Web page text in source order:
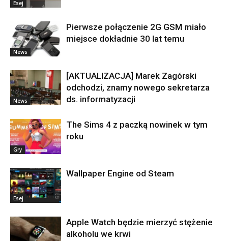
Esej
News
Pierwsze połączenie 2G GSM miało
miejsce dokładnie 30 lat temu
News
[AKTUALIZACJA] Marek Zagórski
odchodzi, znamy nowego sekretarza
ds. informatyzacji
Gry
The Sims 4 z paczką nowinek w tym
roku
Esej
Wallpaper Engine od Steam
Apple Watch będzie mierzyć stężenie
alkoholu we krwi